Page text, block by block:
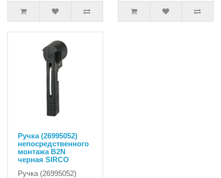
Ручка (26995052)
непосредственного
монтажа B2N
черная SIRCO
Ручка (26995052)